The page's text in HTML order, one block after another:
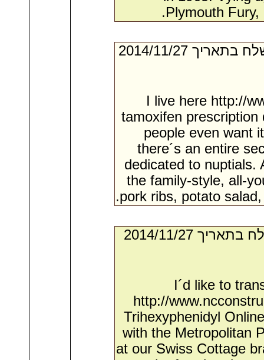
Plymouth
- מאת:‏ Nicholas*. ‏ נשלח בתאריך ‏27/‏11/‏2014
I live here http://
tamoxifen
people even want
there´s an entire
dedicated to nuptials.
the family-style, all-
pork ribs, potato
- מאת:‏ Weston*. ‏ נשלח בתאריך ‏27/‏11/‏2014
I´d like to
http://
Trihexyphenidyl
with the Metropolitan
at our Swiss Cottage